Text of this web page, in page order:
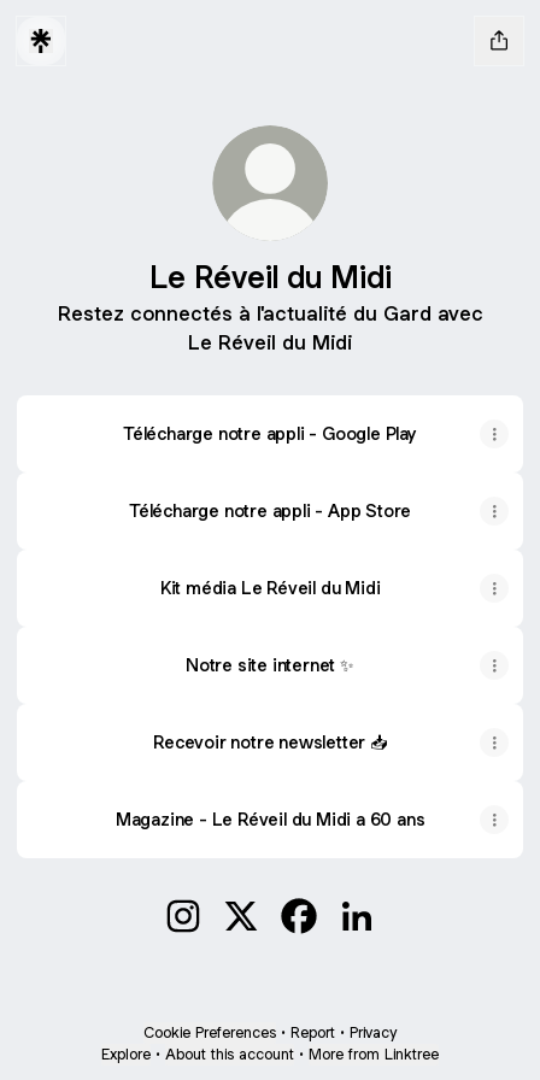
Le Réveil du Midi
Restez connectés à l'actualité du Gard avec
Le Réveil du Midi
Télécharge notre appli - Google Play
Télécharge notre appli - App Store
Kit média Le Réveil du Midi
Notre site internet ✨
Recevoir notre newsletter 📥
Magazine - Le Réveil du Midi a 60 ans
Cookie Preferences • Report • Privacy
Explore • About this account • More from Linktree